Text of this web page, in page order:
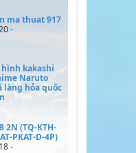
ma thuat 917
-
hình kakashi
Naruto
làng hỏa quốc
2N (TQ-KTH-
PKAT-D-4P)
-